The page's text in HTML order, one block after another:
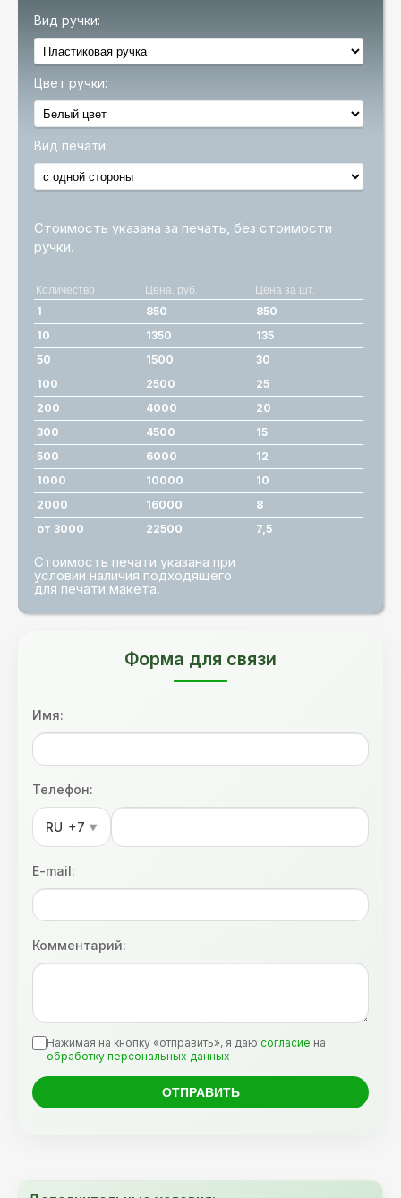
Вид ручки:
Цвет ручки:
Вид печати:
Стоимость указана за печать, без стоимости
ручки.
Количество Цена, руб. Цена за шт.
1 850
850
10
1350
135
50
1500
30
100
2500
25
200
4000
20
300
4500
15
500
6000
12
1000
10000
10
2000
16000
8
от 3000
22500 7,5
Стоимость печати указана при
условии наличия подходящего
для печати макета.
Форма для связи
Имя:
Телефон:
RU +7 ▼
E-mail:
Комментарий:
Нажимая на кнопку «отправить», я даю согласие на
обработку персональных данных